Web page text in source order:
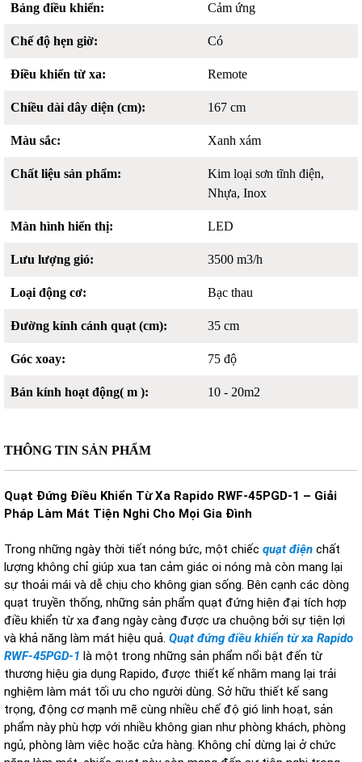
THÔNG TIN SẢN PHẨM
Quạt Đứng Điều Khiển Từ Xa Rapido RWF-45PGD-1 – Giải
Pháp Làm Mát Tiện Nghi Cho Mọi Gia Đình
Trong những ngày thời tiết nóng bức, một chiếc quạt điện chất
lượng không chỉ giúp xua tan cảm giác oi nóng mà còn mang lại
sự thoải mái và dễ chịu cho không gian sống. Bên cạnh các dòng
quạt truyền thống, những sản phẩm quạt đứng hiện đại tích hợp
điều khiển từ xa đang ngày càng được ưa chuộng bởi sự tiện lợi
và khả năng làm mát hiệu quả. Quạt đứng điều khiển từ xa Rapido
RWF-45PGD-1 là một trong những sản phẩm nổi bật đến từ
thương hiệu gia dụng Rapido, được thiết kế nhằm mang lại trải
nghiệm làm mát tối ưu cho người dùng. Sở hữu thiết kế sang
trọng, động cơ mạnh mẽ cùng nhiều chế độ gió linh hoạt, sản
phẩm này phù hợp với nhiều không gian như phòng khách, phòng
ngủ, phòng làm việc hoặc cửa hàng. Không chỉ dừng lại ở chức
Bảng điều khiển: Cảm ứng
Chế độ hẹn giờ: Có
Điều khiển từ xa: Remote
Chiều dài dây diện (cm): 167 cm
Màu sắc: Xanh xám
Chất liệu sản phẩm:
Kim loại sơn tĩnh điện,
Nhựa, Inox
Màn hình hiển thị: LED
Lưu lượng gió: 3500 m3/h
Loại động cơ: Bạc thau
Đường kính cánh quạt (cm): 35 cm
Góc xoay: 75 độ
Bán kính hoạt động( m ): 10 - 20m2